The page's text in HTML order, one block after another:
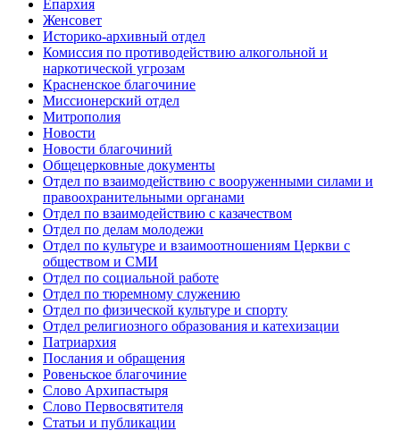
Епархия
Женсовет
Историко-архивный отдел
Комиссия по противодействию алкогольной и
наркотической угрозам
Красненское благочиние
Миссионерский отдел
Митрополия
Новости
Новости благочиний
Общецерковные документы
Отдел по взаимодействию с вооруженными силами и
правоохранительными органами
Отдел по взаимодействию с казачеством
Отдел по делам молодежи
Отдел по культуре и взаимоотношениям Церкви с
обществом и СМИ
Отдел по социальной работе
Отдел по тюремному служению
Отдел по физической культуре и спорту
Отдел религиозного образования и катехизации
Патриархия
Послания и обращения
Ровеньское благочиние
Слово Архипастыря
Слово Первосвятителя
Статьи и публикации